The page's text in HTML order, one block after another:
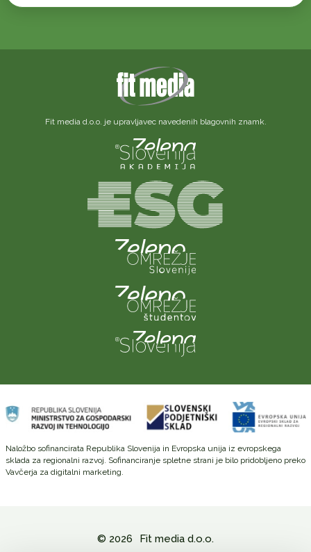
Fit media d.o.o. je upravljavec navedenih blagovnih znamk.
Naložbo sofinancirata Republika Slovenija in Evropska unija iz evropskega
sklada za regionalni razvoj. Sofinanciranje spletne strani je bilo pridobljeno preko
Vavčerja za digitalni marketing.
© 2026 Fit media d.o.o.